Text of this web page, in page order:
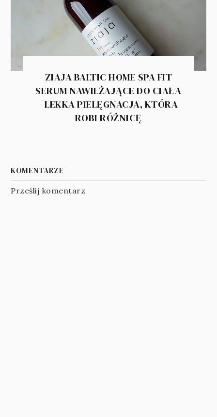
ZIAJA BALTIC HOME SPA FIT
SERUM NAWILŻAJĄCE DO CIAŁA
- LEKKA PIELĘGNACJA, KTÓRA
ROBI RÓŻNICĘ
KOMENTARZE
Prześlij komentarz